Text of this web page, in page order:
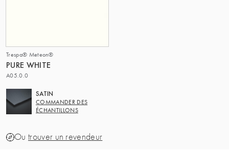
Trespa® Meteon®
PURE WHITE
A05.0.0
SATIN
COMMANDER DES
ÉCHANTILLONS
Ou trouver un revendeur